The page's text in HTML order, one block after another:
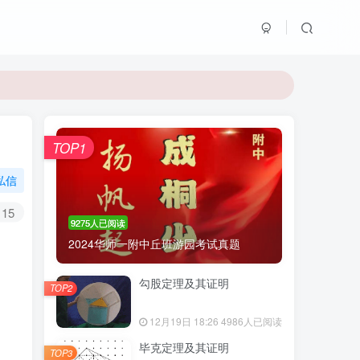
信
15
9275人已阅读
2024华师一附中丘班游园考试真题
TOP1
勾股定理及其证明
12月19日 18:26 4986人已阅读
TOP2
毕克定理及其证明
TOP3